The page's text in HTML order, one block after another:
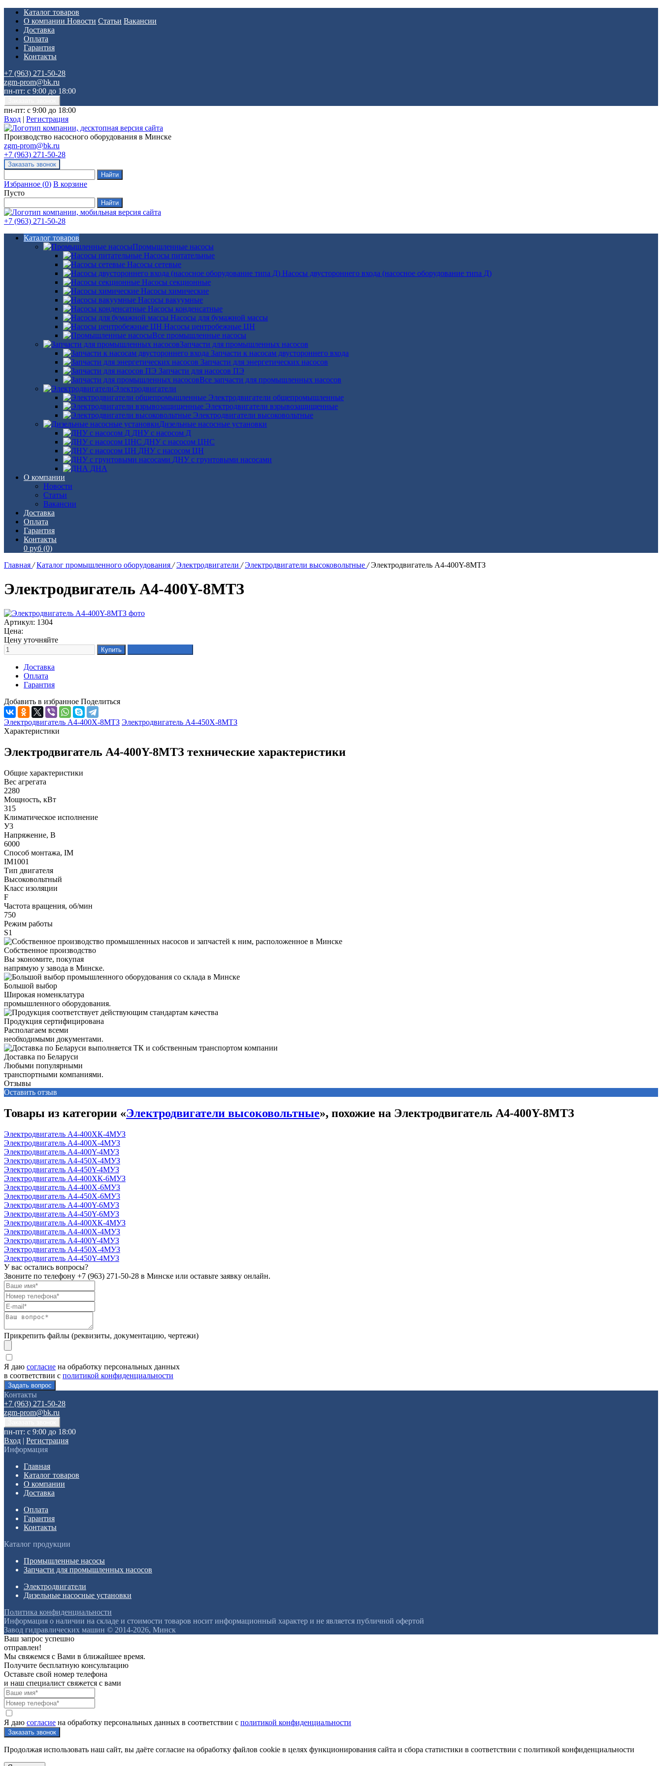
Каталог товаров
О компании Новости Статьи Вакансии
Доставка
Оплата
Гарантия
Контакты
+7 (963) 271-50-28
zgm-prom@bk.ru
пн-пт: с 9:00 до 18:00
пн-пт: с 9:00 до 18:00
Вход | Регистрация
Производство насосного оборудования в Минске
zgm-prom@bk.ru
+7 (963) 271-50-28
Избранное (0) В корзине
Пусто
+7 (963) 271-50-28
Каталог товаров
Промышленные насосы
Насосы питательные
Насосы сетевые
Насосы двустороннего входа (насосное оборудование типа Д)
Насосы секционные
Насосы химические
Насосы вакуумные
Насосы конденсатные
Насосы для бумажной массы
Насосы центробежные ЦН
Все промышленные насосы
Запчасти для промышленных насосов
Запчасти к насосам двустороннего входа
Запчасти для энергетических насосов
Запчасти для насосов ПЭ
Все запчасти для промышленных насосов
Электродвигатели
Электродвигатели общепромышленные
Электродвигатели взрывозащищенные
Электродвигатели высоковольтные
Дизельные насосные установки
ДНУ с насосом Д
ДНУ с насосом ЦНС
ДНУ с насосом ЦН
ДНУ с грунтовыми насосами
ДНА
О компании
Новости
Статьи
Вакансии
Доставка
Оплата
Гарантия
Контакты
0 руб (0)
Главная / Каталог промышленного оборудования / Электродвигатели / Электродвигатели высоковольтные / Электродвигатель А4-400Y-8МТЗ
Электродвигатель А4-400Y-8МТЗ
Артикул: 1304
Цена:
Цену уточняйте
Доставка
Оплата
Гарантия
Добавить в избранное Поделиться
Электродвигатель А4-400Х-8МТЗ Электродвигатель А4-450Х-8МТЗ
Характеристики
Электродвигатель А4-400Y-8МТЗ технические характеристики
Общие характеристики
Вес агрегата
2280
Мощность, кВт
315
Климатическое исполнение
У3
Напряжение, В
6000
Способ монтажа, IM
IM1001
Тип двигателя
Высоковольтный
Класс изоляции
F
Частота вращения, об/мин
750
Режим работы
S1
Собственное производство
Вы экономите, покупая
напрямую у завода в Минске.
Большой выбор
Широкая номенклатура
промышленного оборудования.
Продукция сертифицирована
Располагаем всеми
необходимыми документами.
Доставка по Беларуси
Любыми популярными
транспортными компаниями.
Отзывы
Оставить отзыв
Товары из категории «Электродвигатели высоковольтные», похожие на Электродвигатель А4-400Y-8МТЗ
Электродвигатель А4-400ХК-4МУЗ
Электродвигатель А4-400Х-4МУЗ
Электродвигатель А4-400Y-4МУЗ
Электродвигатель А4-450Х-4MУЗ
Электродвигатель А4-450Y-4MУЗ
Электродвигатель А4-400ХК-6MУЗ
Электродвигатель А4-400Х-6MУЗ
Электродвигатель А4-450Х-6MУ3
Электродвигатель А4-400Y-6MУЗ
Электродвигатель А4-450Y-6MУЗ
Электродвигатель А4-400ХК-4МУЗ
Электродвигатель А4-400Х-4МУЗ
Электродвигатель А4-400Y-4МУЗ
Электродвигатель А4-450Х-4MУЗ
Электродвигатель А4-450Y-4MУЗ
У вас остались вопросы?
Звоните по телефону +7 (963) 271-50-28 в Минске или оставьте заявку онлайн.
Прикрепить файлы (реквизиты, документацию, чертежи)
Я даю согласие на обработку персональных данных
в соответствии с политикой конфиденциальности
Контакты
+7 (963) 271-50-28
zgm-prom@bk.ru
пн-пт: с 9:00 до 18:00
Вход | Регистрация
Информация
Главная
Каталог товаров
О компании
Доставка
Оплата
Гарантия
Контакты
Каталог продукции
Промышленные насосы
Запчасти для промышленных насосов
Электродвигатели
Дизельные насосные установки
Политика конфиденциальности
Информация о наличии на складе и стоимости товаров носит информационный характер и не является публичной офертой
Завод гидравлических машин © 2014-2026, Минск
Ваш запрос успешно
отправлен!
Мы свяжемся с Вами в ближайшее время.
Получите бесплатную консультацию
Оставьте свой номер телефона
и наш специалист свяжется с вами
Я даю согласие на обработку персональных данных в соответствии с политикой конфиденциальности
Продолжая использовать наш сайт, вы даёте согласие на обработку файлов cookie в целях функционирования сайта и сбора статистики в соответствии с политикой конфиденциальности